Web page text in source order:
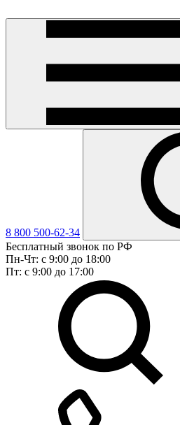
8 800 500-62-34
Бесплатный звонок по РФ
Пн-Чт: с 9:00 до 18:00
Пт: с 9:00 до 17:00